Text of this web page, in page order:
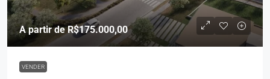
A partir deR$175.000,00
VENDER